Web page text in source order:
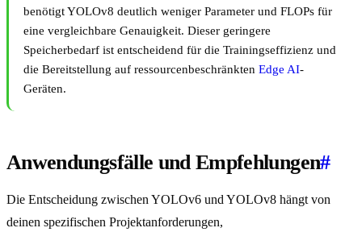
benötigt YOLOv8 deutlich weniger Parameter und FLOPs für
eine vergleichbare Genauigkeit. Dieser geringere
Speicherbedarf ist entscheidend für die Trainingseffizienz und
die Bereitstellung auf ressourcenbeschränkten Edge AI-
Geräten.
Anwendungsfälle und Empfehlungen#
Die Entscheidung zwischen YOLOv6 und YOLOv8 hängt von
deinen spezifischen Projektanforderungen,